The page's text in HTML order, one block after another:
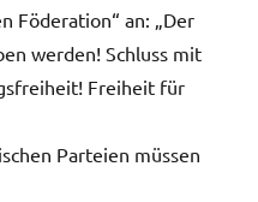
Föderation“ an: „Der
werden! Schluss mit
Freiheit für
Parteien müssen